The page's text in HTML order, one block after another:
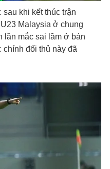
khi kết thúc trận
Malaysia ở chung
lần mắc sai lầm ở bán
đối thủ này đã